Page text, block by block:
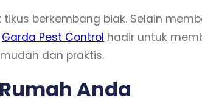
berkembang biak. Selain
Garda Pest Control hadir untuk
dan praktis.
Anda